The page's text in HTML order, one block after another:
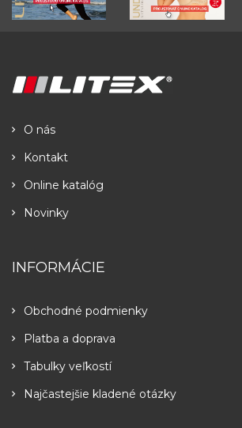
O nás
Kontakt
Online katalóg
Novinky
INFORMÁCIE
Obchodné podmienky
Platba a doprava
Tabulky veľkostí
Najčastejšie kladené otázky